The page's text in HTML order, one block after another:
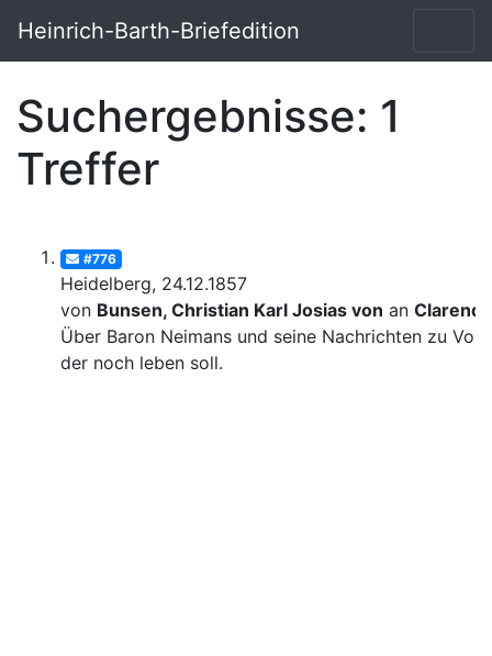
Heinrich-Barth-Briefedition
Suchergebnisse: 1
Treffer
#776
Heidelberg, 24.12.1857
von Bunsen, Christian Karl Josias von an
Über Baron Neimans und seine Nachrichten zu
der noch leben soll.